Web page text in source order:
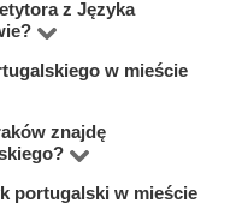
z Języka
3 korepetytorów
w miejscowości
na cenę, opinie,
lekcji próbnej,
w mieście
korepetytora i
Średnia cena w
100 zł/h.
znajdę
w niemal
portugalski w mieście